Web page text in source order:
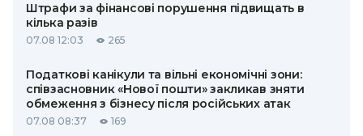
Штрафи за фінансові порушення підвищать в
кілька разів
07.08 12:03 265
Податкові канікули та вільні економічні зони:
співзасновник «Нової пошти» закликав зняти
обмеження з бізнесу після російських атак
07.08 08:37 169